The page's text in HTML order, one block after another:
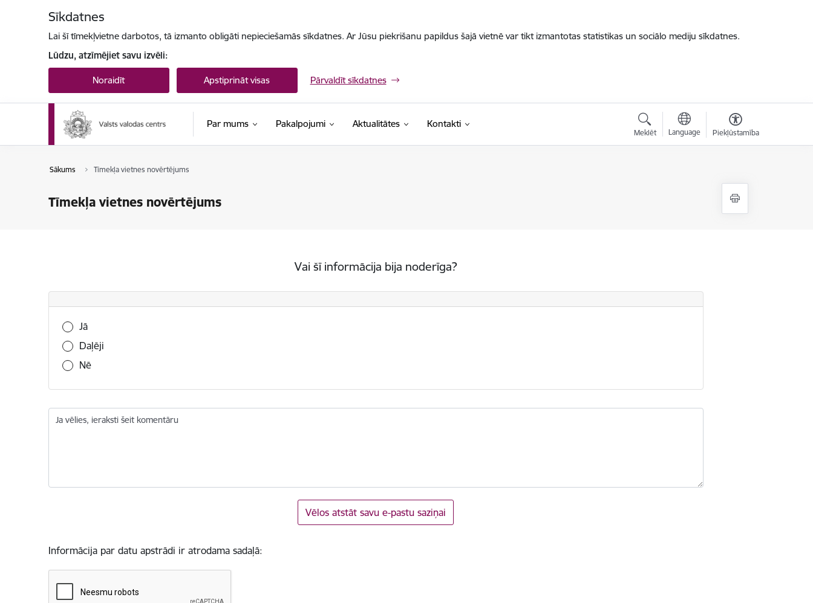
Sīkdatnes
Lai šī tīmekļvietne darbotos, tā izmanto obligāti nepieciešamās sīkdatnes. Ar Jūsu piekrišanu papildus šajā vietnē var tikt izmantotas statistikas un sociālo mediju sīkdatnes.
Lūdzu, atzīmējiet savu izvēli:
Noraidīt Apstiprināt visas Pārvaldīt sīkdatnes
Par mums Pakalpojumi Aktualitātes Kontakti
Meklēt Language Piekļūstamība
Sākums Tīmekļa vietnes novērtējums
Tīmekļa vietnes novērtējums
Vai šī informācija bija noderīga?
Vai šī informācija bija noderīga?
Jā
Daļēji
Nē
Ja vēlies, ieraksti šeit komentāru
Vēlos atstāt savu e-pastu saziņai
Informācija par datu apstrādi ir atrodama sadaļā: